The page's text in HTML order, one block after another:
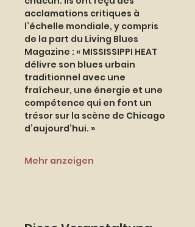
acclamations critiques à
l’échelle mondiale, y compris
de la part du Living Blues
Magazine : « MISSISSIPPI HEAT
délivre son blues urbain
traditionnel avec une
fraîcheur, une énergie et une
compétence qui en font un
trésor sur la scène de Chicago
d’aujourd’hui. »
Mehr anzeigen